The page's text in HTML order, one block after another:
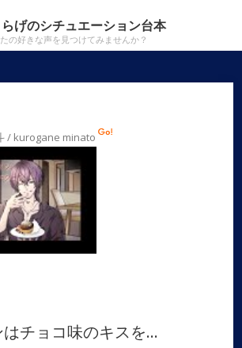
げのシチュエーション台本
の好きな声を見つけてみませんか？
/ kurogane minato
チョコ味のキスを…